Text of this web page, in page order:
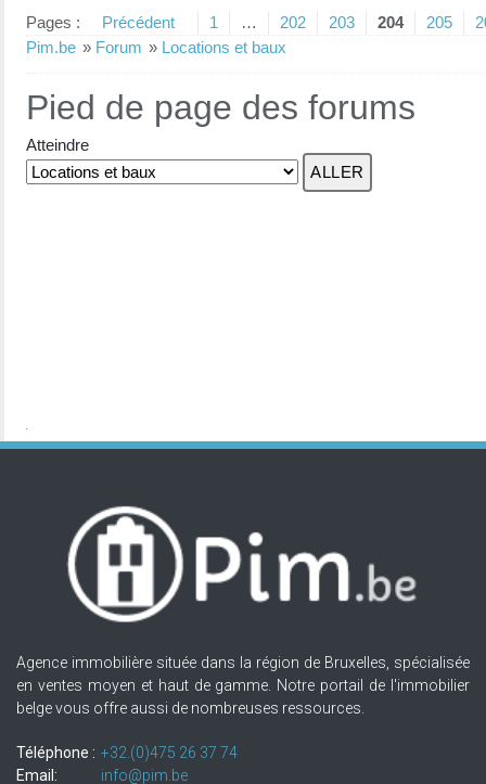
Pages : Précédent 1 … 202 203 204 205
Pim.be » Forum » Locations et baux
Pied de page des forums
Atteindre
Agence immobilière située dans la région de Bruxelles, spécialisée
en ventes moyen et haut de gamme. Notre portail de l'immobilier
belge vous offre aussi de nombreuses ressources.
Téléphone : +32.(0)475 26 37 74
Email:
info@pim.be